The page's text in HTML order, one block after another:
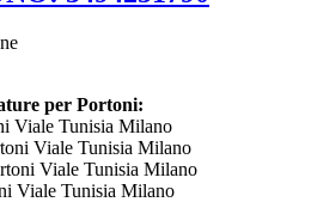
per Portoni:
Viale Tunisia Milano
Viale Tunisia Milano
Viale Tunisia Milano
Viale Tunisia Milano